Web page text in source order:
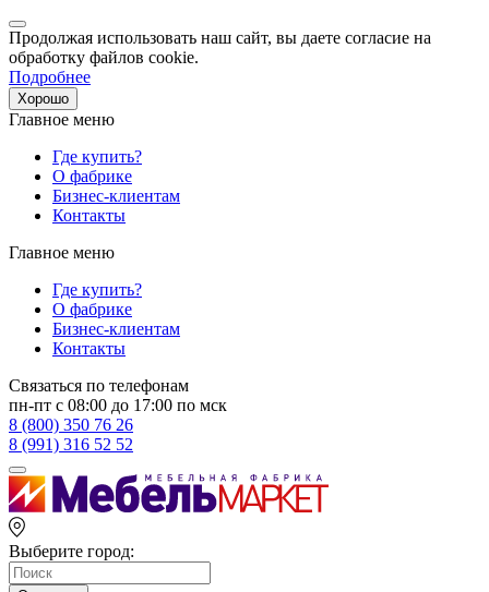
Продолжая использовать наш сайт, вы даете согласие на
обработку файлов cookie.
Подробнее
Хорошо
Главное меню
Где купить?
О фабрике
Бизнес-клиентам
Контакты
Главное меню
Где купить?
О фабрике
Бизнес-клиентам
Контакты
Связаться по телефонам
пн-пт с 08:00 до 17:00 по мск
8 (800) 350 76 26
8 (991) 316 52 52
Выберите город: